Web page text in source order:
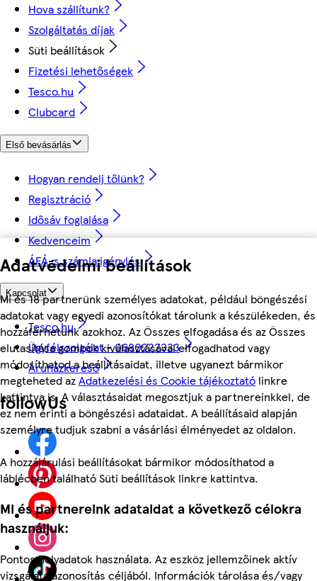
Adatvédelmi beállítások
Mi és 18 partnerünk személyes adatokat, például böngészési
adatokat vagy egyedi azonosítókat tárolunk a készülékeden, és
hozzáférhetünk azokhoz. Az Összes elfogadása és az Összes
elutasítása gombok kiválasztásával elfogadhatod vagy
módosíthatod a beállításaidat, illetve ugyanezt bármikor
megteheted azAdatkezelési és Cookie tájékoztató linkre
kattintva is. A választásaidat megosztjuk a partnereinkkel, de
ez nem érinti a böngészési adataidat. A beállításaid alapján
személyre tudjuk szabni a vásárlási élményedet az oldalon.
A hozzájárulási beállításokat bármikor módosíthatod a
láblécben található Süti beállítások linkre kattintva.
Mi és partnereink adataidat a következő célokra
használjuk:
Pontos helyadatok használata. Az eszköz jellemzőinek aktív
vizsgálata azonosítás céljából. Információk tárolása és/vagy
Hova szállítunk?
Szolgáltatás díjak
Süti beállítások
Fizetési lehetőségek
Tesco.hu
Clubcard
Első bevásárlás
Hogyan rendelj tőlünk?
Regisztráció
Idősáv foglalása
Kedvenceim
ÁFÁ-s számla igénylés
Kapcsolat
Tesco.hu
Ügyfélszolgálat - 0680222333
Áruházkereső
followUs